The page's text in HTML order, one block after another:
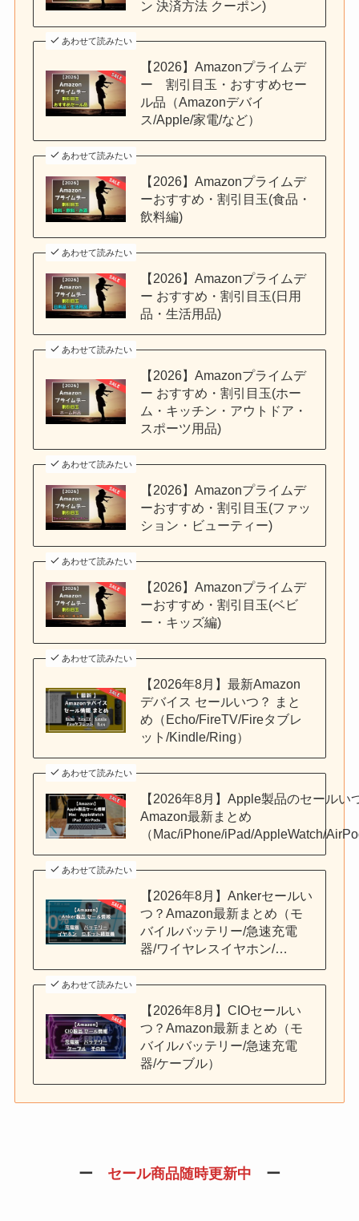
ン 決済方法 クーポン)
あわせて読みたい
【2026】Amazonプライムデ
ー 割引目玉・おすすめセー
ル品（Amazonデバイ
ス/Apple/家電/など）
あわせて読みたい
【2026】Amazonプライムデ
ーおすすめ・割引目玉(食品・
飲料編)
あわせて読みたい
【2026】Amazonプライムデ
ー おすすめ・割引目玉(日用
品・生活用品)
あわせて読みたい
【2026】Amazonプライムデ
ー おすすめ・割引目玉(ホー
ム・キッチン・アウトドア・
スポーツ用品)
あわせて読みたい
【2026】Amazonプライムデ
ーおすすめ・割引目玉(ファッ
ション・ビューティー)
あわせて読みたい
【2026】Amazonプライムデ
ーおすすめ・割引目玉(ベビ
ー・キッズ編)
あわせて読みたい
【2026年8月】最新Amazon
デバイス セールいつ？ まと
め（Echo/FireTV/Fireタブレ
ット/Kindle/Ring）
あわせて読みたい
【2026年8月】Apple製品のセールい
Amazon最新まとめ
（Mac/iPhone/iPad/AppleWatch/
あわせて読みたい
【2026年8月】Ankerセールい
つ？Amazon最新まとめ（モ
バイルバッテリー/急速充電
器/ワイヤレスイヤホン/…
あわせて読みたい
【2026年8月】CIOセールい
つ？Amazon最新まとめ（モ
バイルバッテリー/急速充電
器/ケーブル）
ー セール商品随時更新中 ー